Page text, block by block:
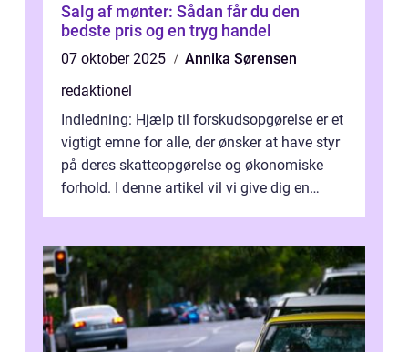
Salg af mønter: Sådan får du den
bedste pris og en tryg handel
07 oktober 2025
Annika Sørensen
redaktionel
Indledning: Hjælp til forskudsopgørelse er et
vigtigt emne for alle, der ønsker at have styr
på deres skatteopgørelse og økonomiske
forhold. I denne artikel vil vi give dig en